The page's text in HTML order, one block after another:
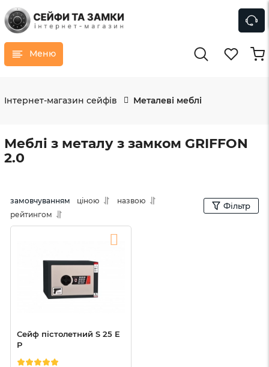
Меню
Інтернет-магазин сейфів Металеві меблі
Меблі з металу з замком GRIFFON
2.0
замовчуванням ціною
назвою
рейтингом
Фільтр
Сейф пістолетний S 25 E
P